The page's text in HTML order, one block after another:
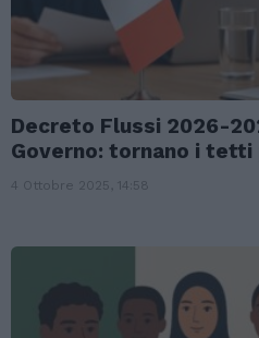
Decreto Flussi 2026-
Governo: tornano i tetti
4 Ottobre 2025, 14:58